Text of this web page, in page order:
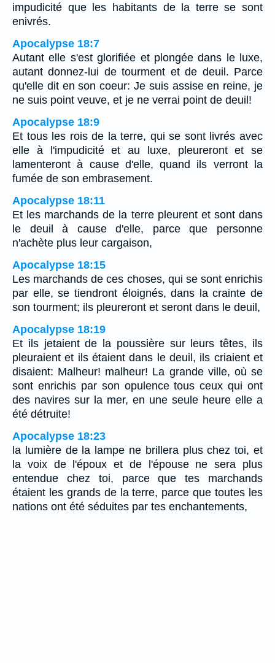
impudicité que les habitants de la terre se sont
enivrés.
Apocalypse 18:7
Autant elle s'est glorifiée et plongée dans le luxe,
autant donnez-lui de tourment et de deuil. Parce
qu'elle dit en son coeur: Je suis assise en reine, je
ne suis point veuve, et je ne verrai point de deuil!
Apocalypse 18:9
Et tous les rois de la terre, qui se sont livrés avec
elle à l'impudicité et au luxe, pleureront et se
lamenteront à cause d'elle, quand ils verront la
fumée de son embrasement.
Apocalypse 18:11
Et les marchands de la terre pleurent et sont dans
le deuil à cause d'elle, parce que personne
n'achète plus leur cargaison,
Apocalypse 18:15
Les marchands de ces choses, qui se sont enrichis
par elle, se tiendront éloignés, dans la crainte de
son tourment; ils pleureront et seront dans le deuil,
Apocalypse 18:19
Et ils jetaient de la poussière sur leurs têtes, ils
pleuraient et ils étaient dans le deuil, ils criaient et
disaient: Malheur! malheur! La grande ville, où se
sont enrichis par son opulence tous ceux qui ont
des navires sur la mer, en une seule heure elle a
été détruite!
Apocalypse 18:23
la lumière de la lampe ne brillera plus chez toi, et
la voix de l'époux et de l'épouse ne sera plus
entendue chez toi, parce que tes marchands
étaient les grands de la terre, parce que toutes les
nations ont été séduites par tes enchantements,